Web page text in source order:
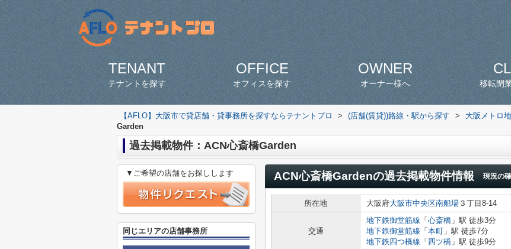
TENANT
テナントを探す
OFFICE
オフィスを探す
OWNER
オーナー様へ 移転閉
【AFLO】大阪市で貸店舗・貸事務所を探すならテナントプロ > (店舗(賃貸))路線・駅から探す > 大阪メトロ
Garden
過去掲載物件：ACN心斎橋Garden
ACN心斎橋Gardenの過去掲載物件情報 現況の
所在地 大阪府大阪市中央区南船場 ３丁目8-14
交通
地下鉄御堂筋線 「 心斎橋 」駅 徒歩3分
地下鉄御堂筋線 「 本町 」駅 徒歩7分
地下鉄四つ橋線 「 四ツ橋 」駅 徒歩9分
▼ご希望の店舗をお探しします
同じエリアの店舗事務所